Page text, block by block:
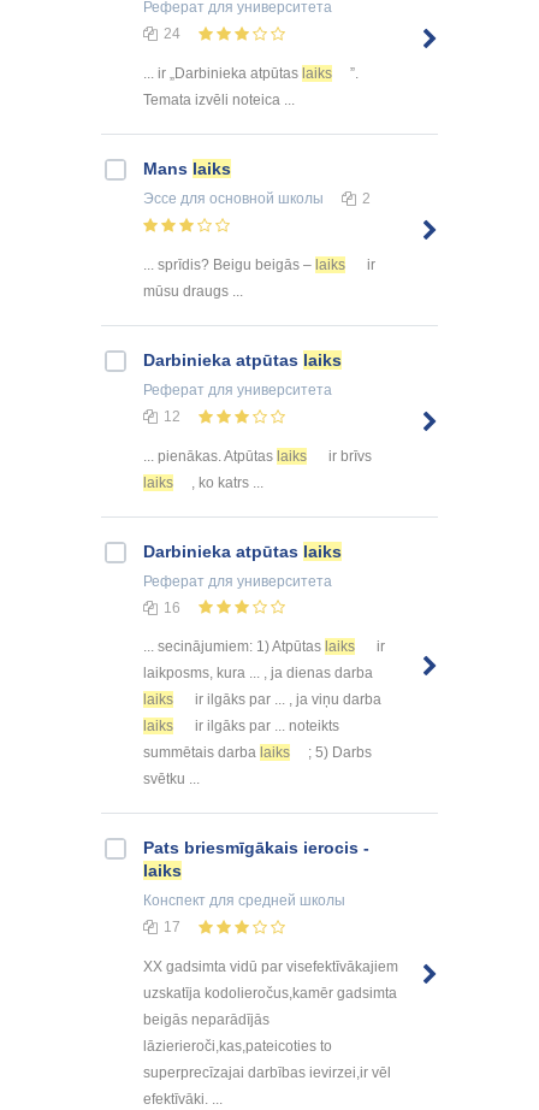
Реферат для университета
24
... ir „Darbinieka atpūtas laiks
”.
Temata izvēli noteica ...
Mans laiks
Эссе для основной школы 2
... sprīdis? Beigu beigās – laiks
ir
mūsu draugs ...
Darbinieka atpūtas laiks
Реферат для университета
12
... pienākas. Atpūtas laiks
ir brīvs
laiks
, ko katrs ...
Darbinieka atpūtas laiks
Реферат для университета
16
... secinājumiem: 1) Atpūtas laiks
ir
laikposms, kura ... , ja dienas darba
laiks
ir ilgāks par ... , ja viņu darba
laiks
ir ilgāks par ... noteikts
summētais darba laiks
; 5) Darbs
svētku ...
Pats briesmīgākais ierocis -
laiks
Конспект для средней школы
17
XX gadsimta vidū par visefektīvākajiem
uzskatīja kodolieročus,kamēr gadsimta
beigās neparādījās
lāzierieroči,kas,pateicoties to
superprecīzajai darbības ievirzei,ir vēl
efektīvāki. ...